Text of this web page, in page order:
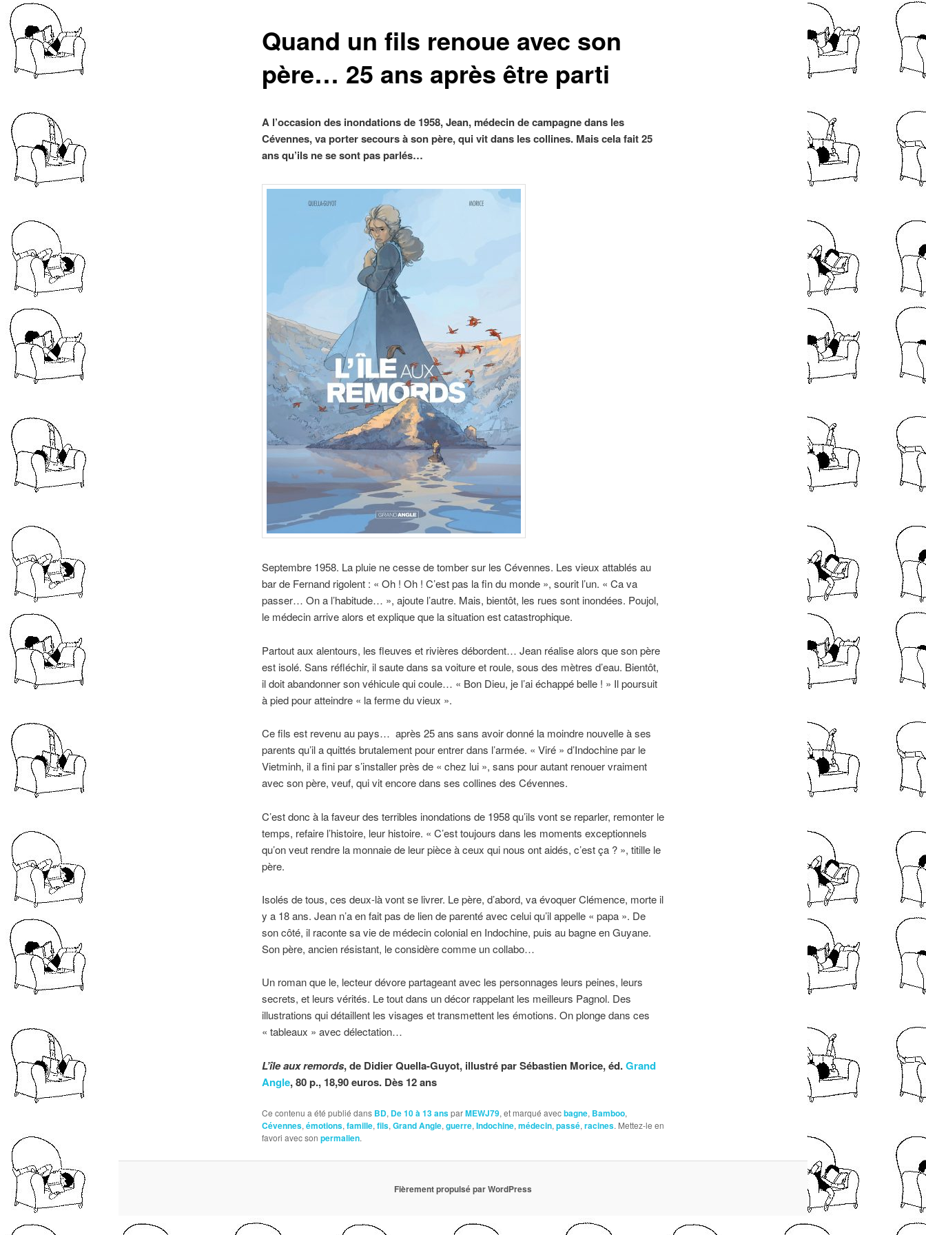
Quand un fils renoue avec son
père… 25 ans après être parti
A l’occasion des inondations de 1958, Jean, médecin de campagne dans les
Cévennes, va porter secours à son père, qui vit dans les collines. Mais cela fait 25
ans qu’ils ne se sont pas parlés…
Septembre 1958. La pluie ne cesse de tomber sur les Cévennes. Les vieux attablés au
bar de Fernand rigolent : « Oh ! Oh ! C’est pas la fin du monde », sourit l’un. « Ca va
passer… On a l’habitude… », ajoute l’autre. Mais, bientôt, les rues sont inondées. Poujol,
le médecin arrive alors et explique que la situation est catastrophique.
Partout aux alentours, les fleuves et rivières débordent… Jean réalise alors que son père
est isolé. Sans réfléchir, il saute dans sa voiture et roule, sous des mètres d’eau. Bientôt,
il doit abandonner son véhicule qui coule… « Bon Dieu, je l’ai échappé belle ! » Il poursuit
à pied pour atteindre « la ferme du vieux ».
Ce fils est revenu au pays… après 25 ans sans avoir donné la moindre nouvelle à ses
parents qu’il a quittés brutalement pour entrer dans l’armée. « Viré » d’Indochine par le
Vietminh, il a fini par s’installer près de « chez lui », sans pour autant renouer vraiment
avec son père, veuf, qui vit encore dans ses collines des Cévennes.
C’est donc à la faveur des terribles inondations de 1958 qu’ils vont se reparler, remonter le
temps, refaire l’histoire, leur histoire. « C’est toujours dans les moments exceptionnels
qu’on veut rendre la monnaie de leur pièce à ceux qui nous ont aidés, c’est ça ? », titille le
père.
Isolés de tous, ces deux-là vont se livrer. Le père, d’abord, va évoquer Clémence, morte il
y a 18 ans. Jean n’a en fait pas de lien de parenté avec celui qu’il appelle « papa ». De
son côté, il raconte sa vie de médecin colonial en Indochine, puis au bagne en Guyane.
Son père, ancien résistant, le considère comme un collabo…
Un roman que le, lecteur dévore partageant avec les personnages leurs peines, leurs
secrets, et leurs vérités. Le tout dans un décor rappelant les meilleurs Pagnol. Des
illustrations qui détaillent les visages et transmettent les émotions. On plonge dans ces
« tableaux » avec délectation…
L’île aux remords, de Didier Quella-Guyot, illustré par Sébastien Morice, éd.Grand
Angle, 80 p., 18,90 euros. Dès 12 ans
Ce contenu a été publié dans BD, De 10 à 13 ansparMEWJ79, et marqué avecbagne, Bamboo,
Cévennes, émotions, famille, fils, Grand Angle, guerre, Indochine, médecin, passé, racines. Mettez-le en
favori avec son permalien.
Fièrement propulsé par WordPress